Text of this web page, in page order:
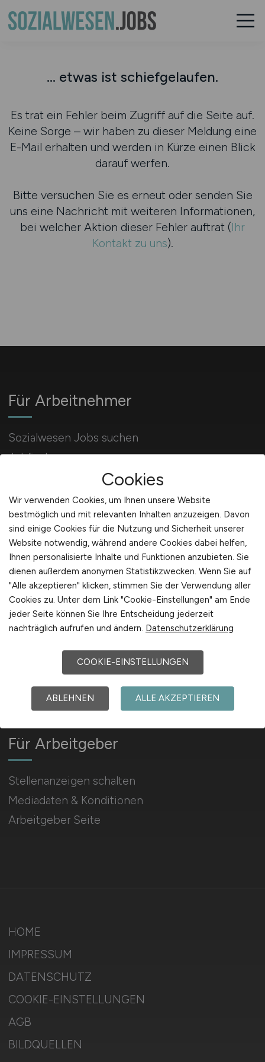
... etwas ist schiefgelaufen.
Es trat ein Fehler beim Zugriff auf die Seite auf.
Keine Sorge – wir haben zu dieser Meldung eine
E-Mail erhalten und werden in Kürze einen Blick
darauf werfen.
Bitte versuchen Sie es erneut oder senden Sie
uns eine Nachricht mit weiteren Informationen,
bei welcher Aktion dieser Fehler auftrat (Ihr
Kontakt zu uns).
Für Arbeitnehmer
Sozialwesen Jobs suchen
Jobfinder
Arbeitnehmer Registrierung
Social Media & Networks
Gleichberechtigung & Vielfalt
Für Arbeitgeber
Stellenanzeigen schalten
Mediadaten & Konditionen
Arbeitgeber Seite
Arbeitgeber Kontakt
Karrierenetzwerk
HOME
IMPRESSUM
DATENSCHUTZ
COOKIE-EINSTELLUNGEN
AGB
BILDQUELLEN
Cookies
Wir verwenden Cookies, um Ihnen unsere Website
bestmöglich und mit relevanten Inhalten anzuzeigen. Davon
sind einige Cookies für die Nutzung und Sicherheit unserer
Website notwendig, während andere Cookies dabei helfen,
Ihnen personalisierte Inhalte und Funktionen anzubieten. Sie
dienen außerdem anonymen Statistikzwecken. Wenn Sie auf
"Alle akzeptieren" klicken, stimmen Sie der Verwendung aller
Cookies zu. Unter dem Link "Cookie-Einstellungen" am Ende
jeder Seite können Sie Ihre Entscheidung jederzeit
nachträglich aufrufen und ändern. Datenschutzerklärung
COOKIE-EINSTELLUNGEN
ABLEHNEN ALLE AKZEPTIEREN